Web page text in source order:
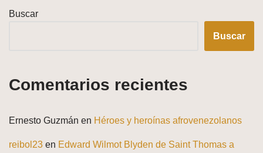
Buscar
Buscar
Comentarios recientes
Ernesto Guzmán en Héroes y heroínas afrovenezolanos
reibol23 en Edward Wilmot Blyden de Saint Thomas a